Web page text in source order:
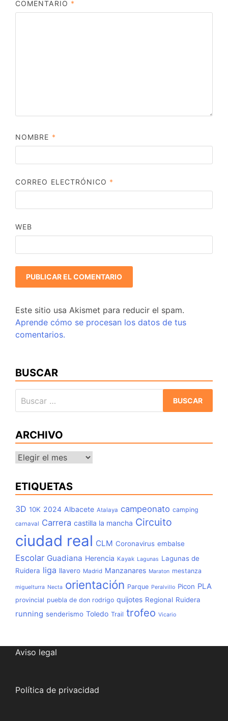
COMENTARIO *
NOMBRE *
CORREO ELECTRÓNICO *
WEB
Este sitio usa Akismet para reducir el spam.
Aprende cómo se procesan los datos de tus
comentarios.
BUSCAR
ARCHIVO
Archivo
ETIQUETAS
3D 10K 2024 Albacete Atalaya campeonato camping
carnaval Carrera castilla la mancha Circuito
ciudad real CLM Coronavirus embalse
Escolar Guadiana Herencia Kayak Lagunas Lagunas de
Ruidera liga llavero Madrid Manzanares Maraton mestanza
miguelturra Necta orientación Parque Peralvillo Picon PLA
provincial puebla de don rodrigo quijotes Regional Ruidera
running senderismo Toledo Trail trofeo Vicario
Aviso legal
Política de privacidad